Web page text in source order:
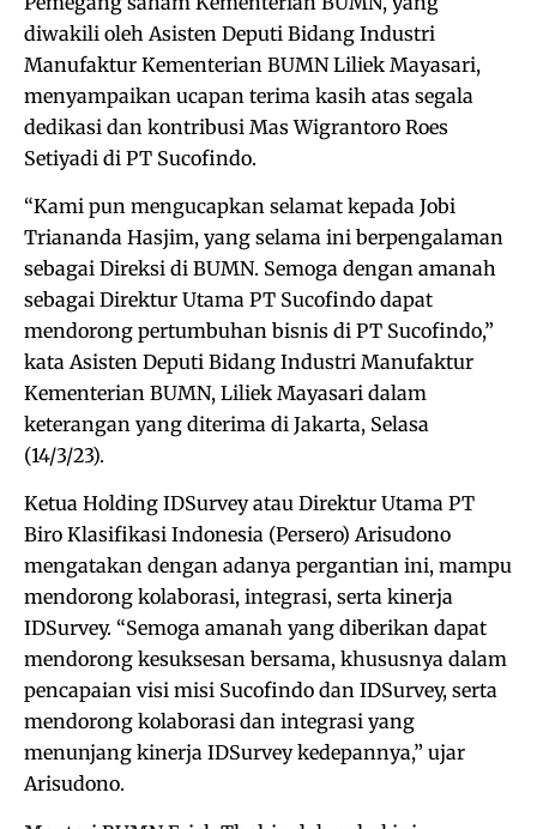
diwakili oleh Asisten Deputi Bidang Industri
Manufaktur Kementerian BUMN Liliek Mayasari,
menyampaikan ucapan terima kasih atas segala
dedikasi dan kontribusi Mas Wigrantoro Roes
Setiyadi di PT Sucofindo.
“Kami pun mengucapkan selamat kepada Jobi
Triananda Hasjim, yang selama ini berpengalaman
sebagai Direksi di BUMN. Semoga dengan amanah
sebagai Direktur Utama PT Sucofindo dapat
mendorong pertumbuhan bisnis di PT Sucofindo,”
kata Asisten Deputi Bidang Industri Manufaktur
Kementerian BUMN, Liliek Mayasari dalam
keterangan yang diterima di Jakarta, Selasa
(14/3/23).
Ketua Holding IDSurvey atau Direktur Utama PT
Biro Klasifikasi Indonesia (Persero) Arisudono
mengatakan dengan adanya pergantian ini, mampu
mendorong kolaborasi, integrasi, serta kinerja
IDSurvey. “Semoga amanah yang diberikan dapat
mendorong kesuksesan bersama, khususnya dalam
pencapaian visi misi Sucofindo dan IDSurvey, serta
mendorong kolaborasi dan integrasi yang
menunjang kinerja IDSurvey kedepannya,” ujar
Arisudono.